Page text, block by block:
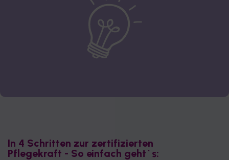
In 4 Schritten zur zertifizierten
Pflegekraft - So einfach geht`s: